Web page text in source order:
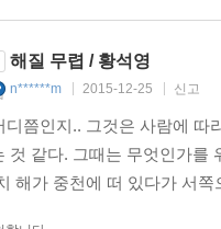
해질 무렵 / 황석영
n******m 2015-12-25 신고
디쯤인지.. 그것은 사람에
것 같다. 그때는 무엇인가를
해가 중천에 떠 있다가 서